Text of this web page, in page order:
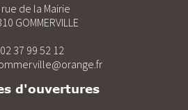
rue de la Mairie
GOMMERVILLE
02 37 99 52 12
d'ouvertures